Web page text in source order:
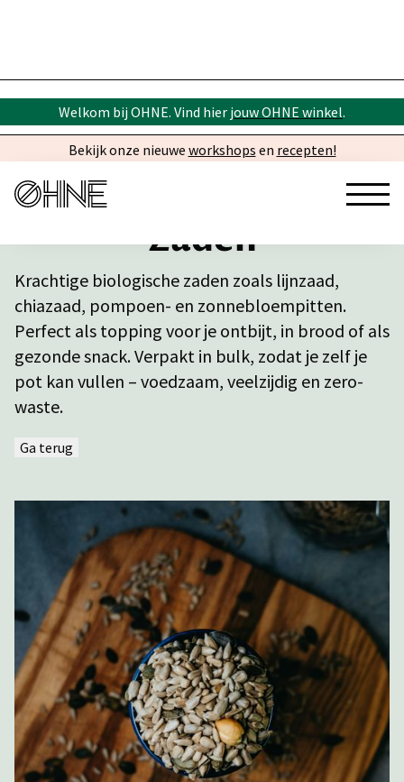
Welkom bij OHNE. Vind hier jouw OHNE winkel.
Bekijk onze nieuwe workshops en recepten!
Zaden
Krachtige biologische zaden zoals lijnzaad,
chiazaad, pompoen- en zonnebloempitten.
Perfect als topping voor je ontbijt, in brood of als
gezonde snack. Verpakt in bulk, zodat je zelf je
pot kan vullen – voedzaam, veelzijdig en zero-
waste.
Ga terug